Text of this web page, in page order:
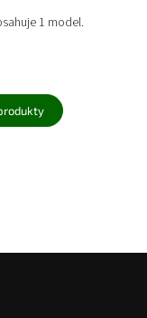
1 model.